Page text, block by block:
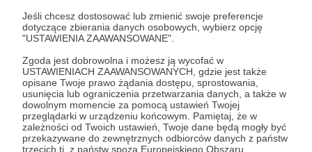
Jeśli chcesz dostosować lub zmienić swoje preferencje
dotyczące zbierania danych osobowych, wybierz opcję
"USTAWIENIA ZAAWANSOWANE".
Zgoda jest dobrowolna i możesz ją wycofać w
USTAWIENIACH ZAAWANSOWANYCH, gdzie jest także
opisane Twoje prawo żądania dostępu, sprostowania,
usunięcia lub ograniczenia przetwarzania danych, a także w
dowolnym momencie za pomocą ustawień Twojej
przeglądarki w urządzeniu końcowym. Pamiętaj, że w
zależności od Twoich ustawień, Twoje dane będą mogły być
przekazywane do zewnętrznych odbiorców danych z państw
trzecich tj. z państw spoza Europejskiego Obszaru
kawa poranna kawa mielenie kawy o kawie
dźwięk kawy
Udostępnij